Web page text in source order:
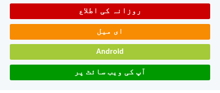
روزانہ کی اطلاع
ای میل
Android
آپ کی ویب سائٹ پر